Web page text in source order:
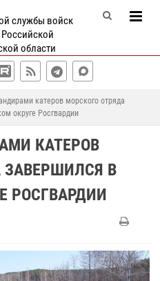
службы войск
области
катеров морского отряда
округе Росгвардии
КАТЕРОВ
ЗАВЕРШИЛСЯ В
РОСГВАРДИИ